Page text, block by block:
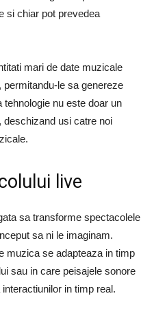
si chiar pot prevedea
mari de date muzicale
permitandu-le sa genereze
nu este doar un
deschizand usi catre noi
live
sa transforme spectacolele
sa ni le imaginam.
muzica se adapteaza in timp
sau in care peisajele sonore
in timp real.